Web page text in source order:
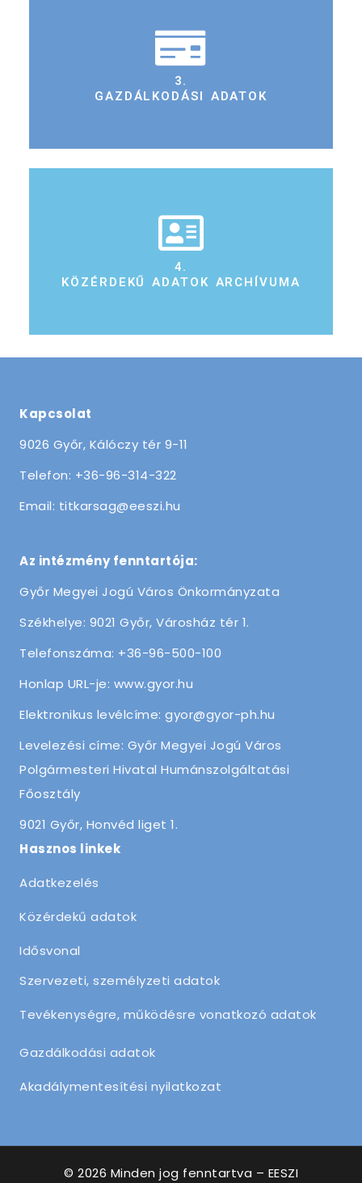
3.
GAZDÁLKODÁSI ADATOK
4.
KÖZÉRDEKŰ ADATOK ARCHÍVUMA
Kapcsolat
9026 Győr, Kálóczy tér 9-11
Telefon: +36-96-314-322
Email: titkarsag@eeszi.hu
Az intézmény fenntartója:
Győr Megyei Jogú Város Önkormányzata
Székhelye: 9021 Győr, Városház tér 1.
Telefonszáma: +36-96-500-100
Honlap URL-je: www.gyor.hu
Elektronikus levélcíme: gyor@gyor-ph.hu
Levelezési címe: Győr Megyei Jogú Város
Polgármesteri Hivatal Humánszolgáltatási
Főosztály
9021 Győr, Honvéd liget 1.
Hasznos linkek
Adatkezelés
Közérdekű adatok
Idősvonal
Szervezeti, személyzeti adatok
Tevékenységre, működésre vonatkozó adatok
Gazdálkodási adatok
Akadálymentesítési nyilatkozat
© 2026 Minden jog fenntartva – EESZI